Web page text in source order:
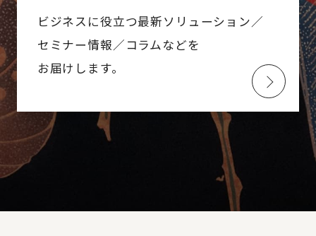
ビジネスに役立つ最新ソリューション／
セミナー情報／コラムなどを
お届けします。